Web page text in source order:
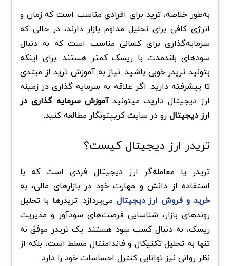
به‌طور خلاصه، ترید برای افرادی مناسب است که زمان و
انرژی کافی برای تحلیل مداوم بازار دارند، در حالی که
سرمایه‌گذاری برای کسانی مناسب است که به دنبال
سودهای بلندمدت با ریسک کمتر هستند. برای اینکه
بتونید تریدر خوبی باشید. نیاز به آموزش ترید از مبتدی
تا پیشرفته دارید. اگر علاقه به سرمایه گذاری در زمینه
ارز دیجیتال دارید، میتونیدآموزش سرمایه گذاری در
ارز دیجیتالرو در سایت کریپتونگار مطالعه کنید.
تریدر ارز دیجیتال کیست؟
تریدر یا معامله‌گر ارز دیجیتال فردی است که با
استفاده از دانش و مهارت خود در بازارهای مالی، به
خرید و فروش ارز دیجیتال می‌پردازد. تریدرها با تحلیل
روندهای بازار، شناسایی فرصت‌های سودآور و مدیریت
ریسک، به دنبال کسب سود هستند. یک تریدر موفق نه
تنها به تحلیل تکنیکال و فاندامنتال مسلط است، بلکه از
نظر روانی نیز توانایی کنترل احساسات خود را دارد.